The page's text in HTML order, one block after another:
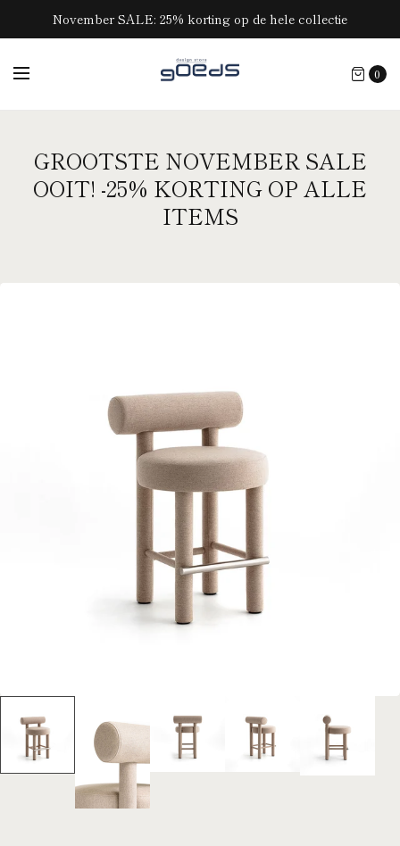
November SALE: 25% korting op de hele collectie
0
GROOTSTE NOVEMBER SALE
OOIT! -25% KORTING OP ALLE
ITEMS